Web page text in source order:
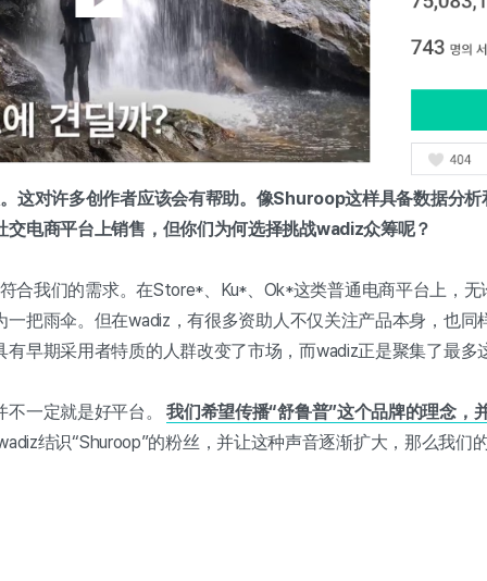
这对许多创作者应该会有帮助。像Shuroop这样具备数据分
交电商平台上销售，但你们为何选择挑战wadiz众筹呢？
合我们的需求。在Store*、Ku*、Ok*这类普通电商平台上，
一把雨伞。但在wadiz，有很多资助人不仅关注产品本身，也同
有早期采用者特质的人群改变了市场，而wadiz正是聚集了最多
不一定就是好平台。我们希望传播“舒鲁普”这个品牌的理念，
结识“Shuroop”的粉丝，并让这种声音逐渐扩大，那么我们